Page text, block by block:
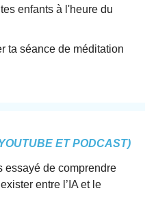
enfants à l'heure du
ta séance de méditation
ET PODCAST)
essayé de comprendre
entre l’IA et le